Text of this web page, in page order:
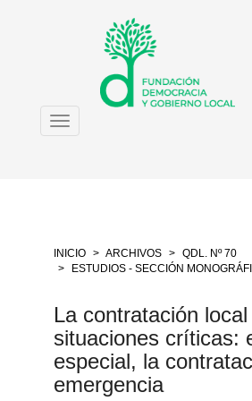
Navegación
Toggle
INICIO ARCHIVOS
QDL. Nº 70
ESTUDIOS - SECCIÓN
La contratación local
situaciones críticas:
especial, la
emergencia